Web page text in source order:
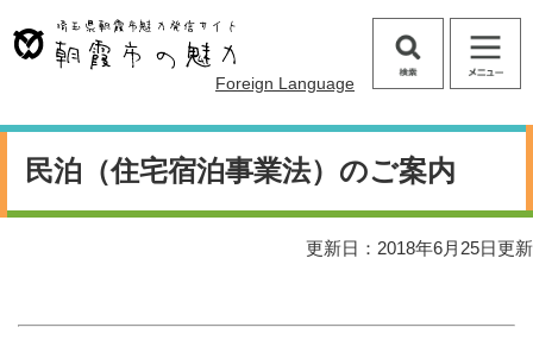
ー
頭
。
ニ
飛
て
索
メ
ニ
ュ
Foreign Language
本
民泊（住宅宿泊事業法）のご案内
更新日：2018年6月25日更新